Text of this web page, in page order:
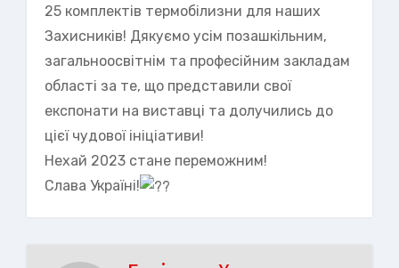
25 комплектів термобілизни для наших
Захисників! Дякуємо усім позашкільним,
загальноосвітнім та професійним закладам
області за те, що представили свої
експонати на виставці та долучились до
цієї чудової ініціативи!
Нехай 2023 стане переможним!
Слава Україні!